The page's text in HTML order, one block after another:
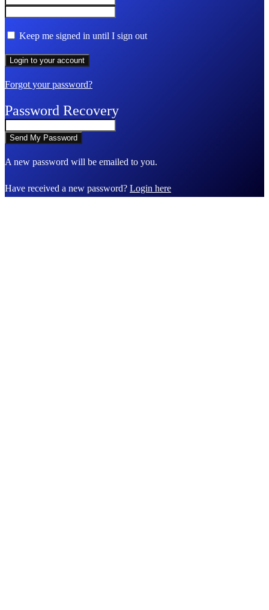
Keep me signed in until I sign out
Forgot your password?
Password Recovery
A new password will be emailed to you.
Have received a new password? Login here